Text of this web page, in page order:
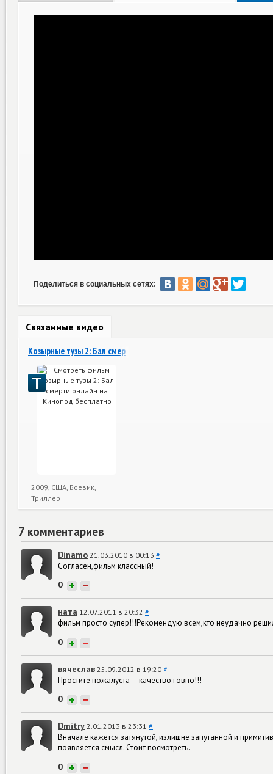
Поделиться в социальных сетях:
Связанные видео
Козырные тузы 2: Бал смерти
2009, США, Боевик,
Триллер
7 комментариев
Dinamo 21.03.2010 в 00:13 #
Согласен,фильм классный!
0 + −
ната 12.07.2011 в 20:32 #
фильм просто супер!!!Рекомендую всем,кто неудачно
0 + −
вячеслав 25.09.2012 в 19:20 #
Простите пожалуста---качество говно!!!
0 + −
Dmitry 2.01.2013 в 23:31 #
Вначале кажется затянутой, излишне запутанной и
появляется смысл. Стоит посмотреть.
0 + −